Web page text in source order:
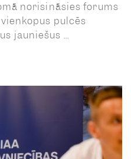
norisināsies forums
vienkopus pulcēs
jauniešus ...